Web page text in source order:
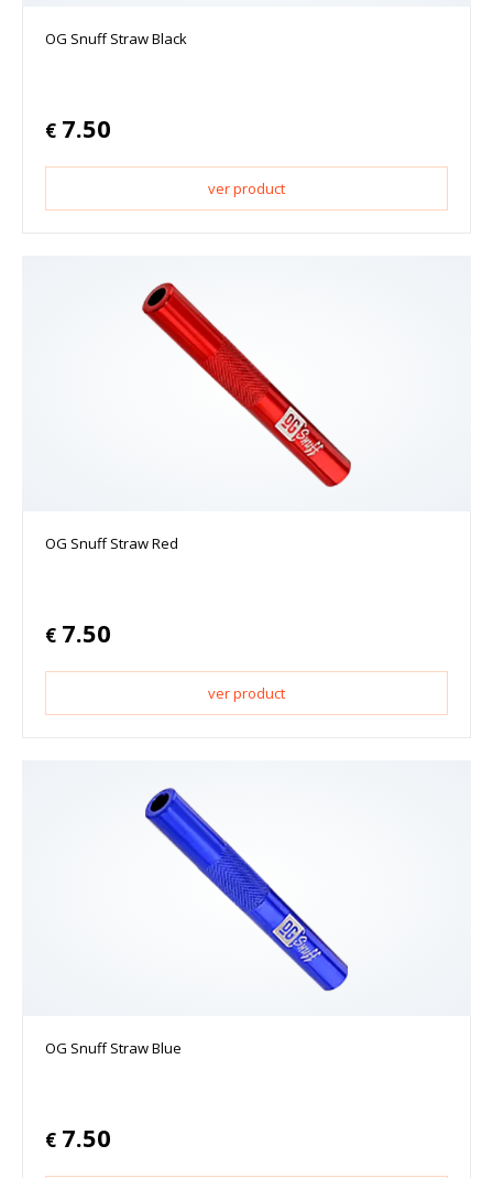
OG Snuff Straw Black
€ 7.50
ver product
OG Snuff Straw Red
€ 7.50
ver product
OG Snuff Straw Blue
€ 7.50